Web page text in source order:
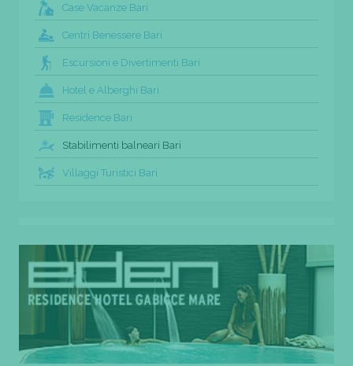
Case Vacanze Bari
Centri Benessere Bari
Escursioni e Divertimenti Bari
Hotel e Alberghi Bari
Residence Bari
Stabilimenti balneari Bari
Villaggi Turistici Bari